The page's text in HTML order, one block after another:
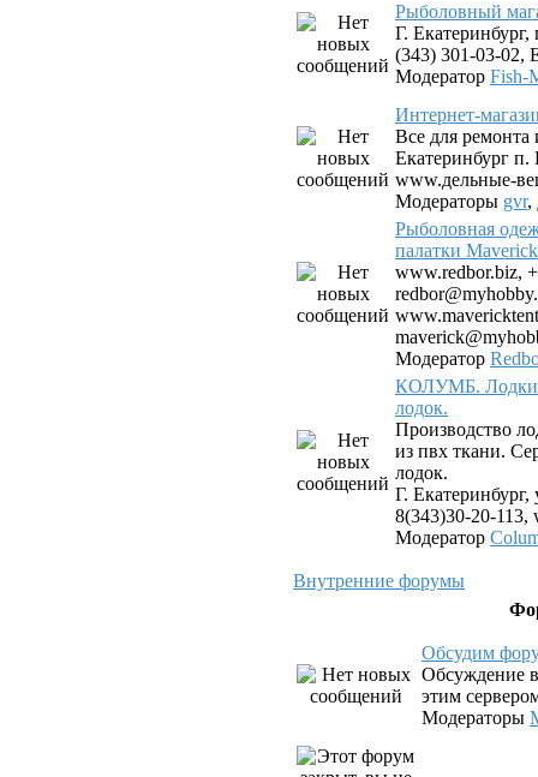
Рыболовный
Г.
(343) 301-03-02,
Модератор Fish-
Интернет-
Все для ремонта
Екатеринбург п.
www.дельные-
Модераторы gvr,
Рыболовная
палатки Maverick
www.redbor.biz,
Модератор
КОЛУМБ. Лодки
лодок.
Производство
из пвх ткани.
лодок.
Г. Екатеринбург,
8(343)30-20-113,
Модератор
Внутренние форумы
Обсудим
Обсуждение
этим
Модераторы